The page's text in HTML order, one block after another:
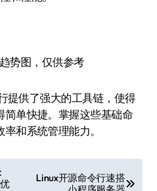
势图，仅供参考
提供了强大的工具链，使得
简单快捷。掌握这些基础命
和系统管理能力。
Linux开源命令行速搭